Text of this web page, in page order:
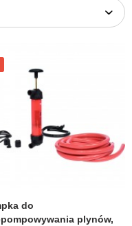
do
plynów,